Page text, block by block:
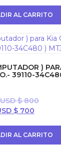
594.
es:
$ 396.
AL CARRITO
)
39110-
USD $800
$700El
es:
AL CARRITO